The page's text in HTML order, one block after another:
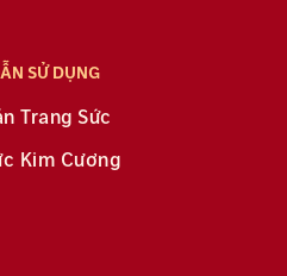
SỬ DỤNG
Trang Sức
Kim Cương